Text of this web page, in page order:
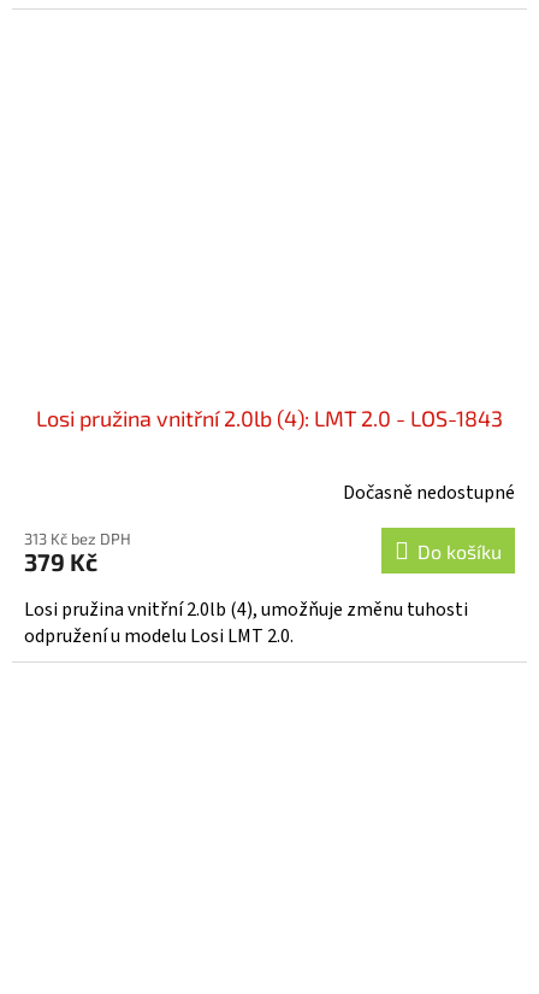
Losi pružina vnitřní 2.0lb (4): LMT 2.0 - LOS-1843
Dočasně nedostupné
313 Kč bez DPH
379 Kč Do košíku
Losi pružina vnitřní 2.0lb (4), umožňuje změnu tuhosti
odpružení u modelu Losi LMT 2.0.